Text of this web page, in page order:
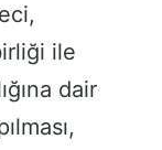
ile
dair